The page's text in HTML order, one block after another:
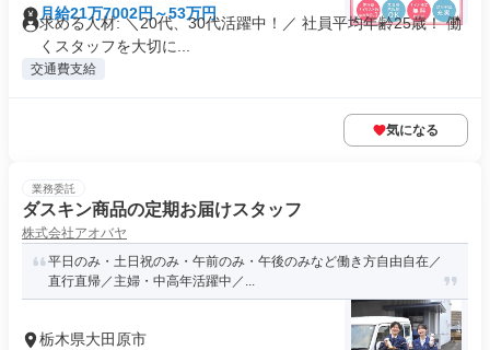
月給21万7002円～53万円
求める人材: ＼20代、30代活躍中！／ 社員平均年齢25歳！ 働
くスタッフを大切に...
交通費支給
気になる
業務委託
ダスキン商品の定期お届けスタッフ
株式会社アオバヤ
平日のみ・土日祝のみ・午前のみ・午後のみなど働き方自由自在／
直行直帰／主婦・中高年活躍中／...
栃木県大田原市